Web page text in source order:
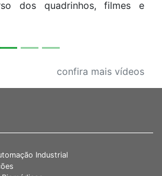
um artefato que
dos quadrinhos, filmes e
confira mais vídeos
Industrial